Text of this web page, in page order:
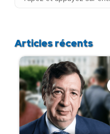
Articles récents